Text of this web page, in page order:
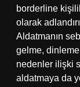
borderline
olarak
Aldatmanın
gelme,
nedenler ilişki
aldatmaya da